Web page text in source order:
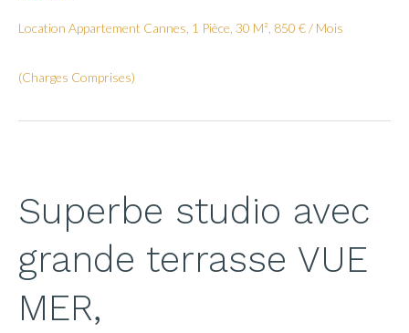
Location Appartement Cannes, 1 Pièce, 30 M², 850 € / Mois
(Charges Comprises)
Superbe studio avec
grande terrasse VUE
MER,